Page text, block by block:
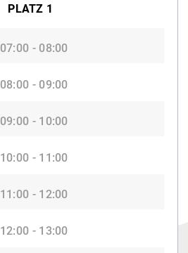
PLATZ 1
07:00 - 08:00
08:00 - 09:00
09:00 - 10:00
10:00 - 11:00
11:00 - 12:00
12:00 - 13:00